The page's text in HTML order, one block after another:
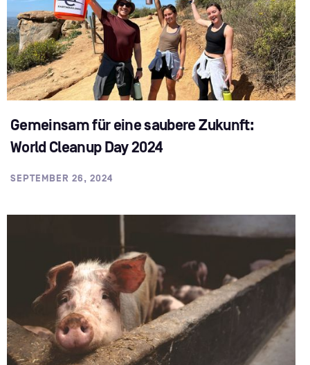
Gemeinsam für eine saubere Zukunft:
World Cleanup Day 2024
SEPTEMBER 26, 2024